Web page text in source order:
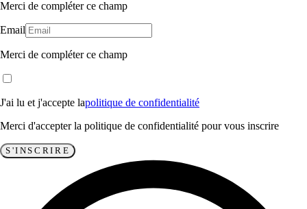
Merci de compléter ce champ
Email
Merci de compléter ce champ
J'ai lu et j'accepte lapolitique de confidentialité
Merci d'accepter la politique de confidentialité pour vous inscrire
S'INSCRIRE